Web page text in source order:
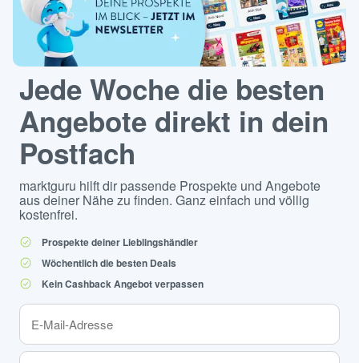
Jede Woche die besten
Angebote direkt in dein
Postfach
marktguru hilft dir passende Prospekte und Angebote
aus deiner Nähe zu finden. Ganz einfach und völlig
kostenfrei.
Prospekte deiner Lieblingshändler
Wöchentlich die besten Deals
Kein Cashback Angebot verpassen